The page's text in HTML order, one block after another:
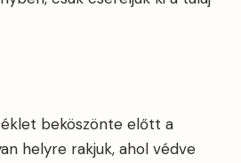
beköszönte előtt a
helyre rakjuk, ahol védve